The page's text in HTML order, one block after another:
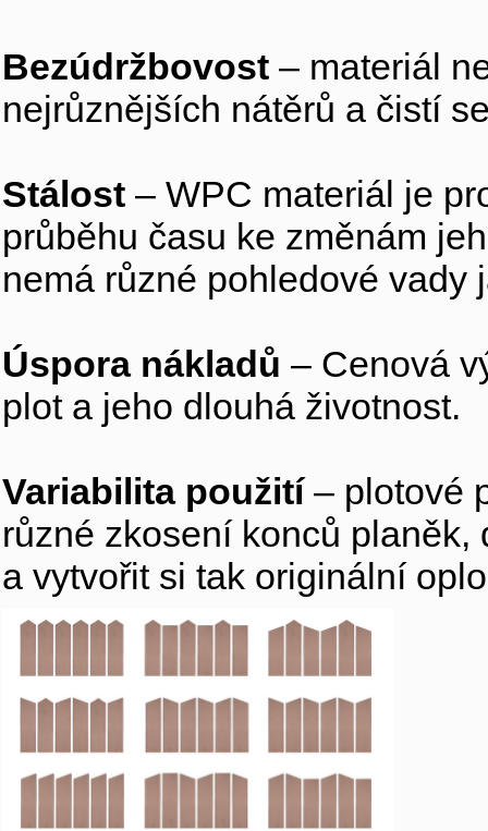
Bezúdržbovost – materiál
nejrůznějších nátěrů a čistí
Stálost – WPC materiál je
průběhu času ke změnám
nemá různé pohledové vady
Úspora nákladů – Cenová
plot a jeho dlouhá životnost.
Variabilita použití– plotové
různé zkosení konců
a vytvořit si tak originální